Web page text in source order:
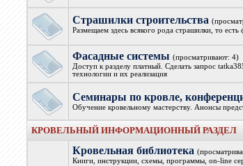
Страшилки строительства
Размещаем здесь всякого рода страшилки, то
Фасадные системы (просматривают: 4)
Доступ к разделу платный. Сделать запрос
технологии и их реализация
Семинары по кровле,
Обучение кровельному мастерству. Анонсы
КРОВЕЛЬНЫЙ ИНФОРМАЦИОННЫЙ РАЗДЕЛ
Кровельная библиотека
Книги, инструкции, схемы, программы, on-line